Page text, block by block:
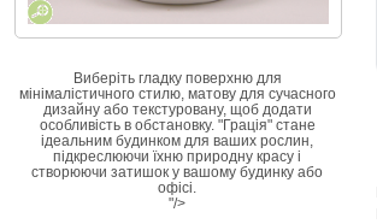
Виберіть гладку поверхню для
мінімалістичного стилю, матову для сучасного
дизайну або текстуровану, щоб додати
особливість в обстановку. "Грація" стане
ідеальним будинком для ваших рослин,
підкреслюючи їхню природну красу і
створюючи затишок у вашому будинку або
офісі.
"/>